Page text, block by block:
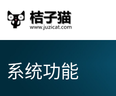
系统功能